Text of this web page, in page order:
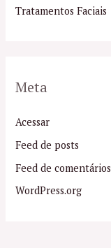
Tratamentos Faciais
Meta
Acessar
Feed de posts
Feed de comentários
WordPress.org